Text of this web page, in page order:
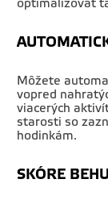
optimalizovať
Môžete
vopred
viacerých
starosti so
hodinkám.
SKÓRE